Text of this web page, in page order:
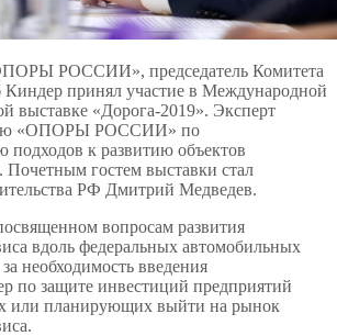
РОССИИ», председатель Комитета
Киндер принял участие в Международной
выставке «Дорога-2019». Эксперт
«ОПОРЫ РОССИИ» по
подходов к развитию объектов
Почетным гостем выставки стал
РФ Дмитрий Медведев.
вопросам развития
вдоль федеральных автомобильных
необходимость введения
по защите инвестиций предприятий
планирующих выйти на рынок